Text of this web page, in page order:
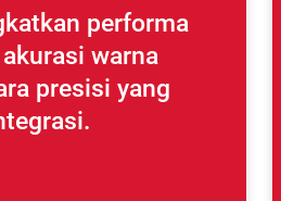
performa
warna
presisi yang